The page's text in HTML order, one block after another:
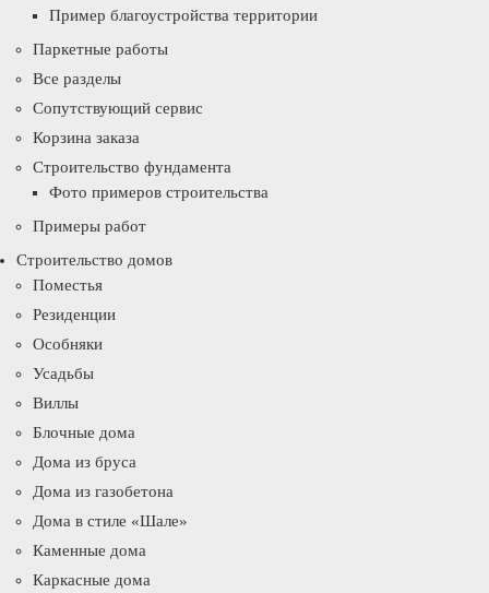
Пример благоустройства территории
Паркетные работы
Все разделы
Сопутствующий сервис
Корзина заказа
Строительство фундамента
Фото примеров строительства
Примеры работ
Строительство домов
Поместья
Резиденции
Особняки
Усадьбы
Виллы
Блочные дома
Дома из бруса
Дома из газобетона
Дома в стиле «Шале»
Каменные дома
Каркасные дома